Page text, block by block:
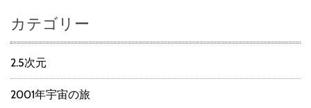
カテゴリー
2.5次元
2001年宇宙の旅